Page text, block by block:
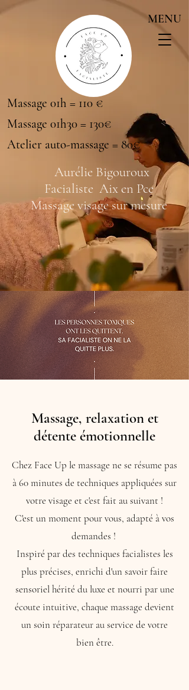
MENU
Aurélie Bigouroux
Facialiste Aix en Pce
Massage visage sur mesure
Massage 01h = 110 €
Massage 01h30 = 130€
Atelier auto-massage = 80€
Prendre rdv par ici
ou tél. 06.13.62.48.36
Massage, relaxation et
détente émotionnelle
Chez Face Up le massage ne se résume pas
à 60 minutes de techniques appliquées sur
votre visage et c'est fait au suivant !
C'est un moment pour vous, adapté à vos
demandes !
Inspiré par des techniques facialistes les
plus précises, enrichi d'un savoir faire
sensoriel hérité du luxe et nourri par une
écoute intuitive, chaque massage devient
un soin réparateur au service de votre
bien être.